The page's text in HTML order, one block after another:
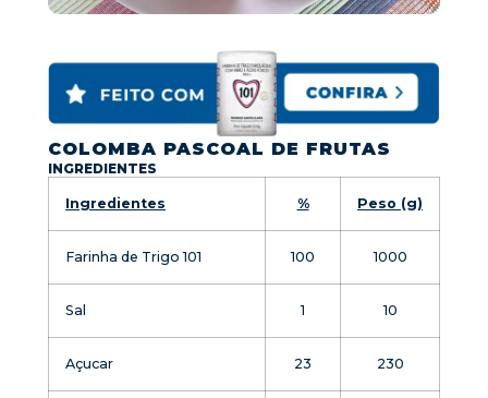
COLOMBA PASCOAL DE FRUTAS
INGREDIENTES
Ingredientes % Peso (g)
Farinha de Trigo 101 100 1000
Sal 1 10
Açucar 23 230